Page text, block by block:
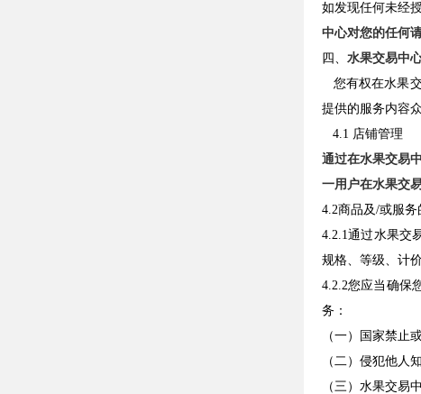
如发现任何未经
中心对您的任何
四、 水果交易中
您有权在水果
提供的服务内容
4.1 店铺管理
通过在水果交易
一用户在水果交
4.2商品及/或服
4.2.1通过水果交
规格、等级、计
4.2.2您应当确保
务：
（一）国家禁止
（二）侵犯他人
（三）水果交易